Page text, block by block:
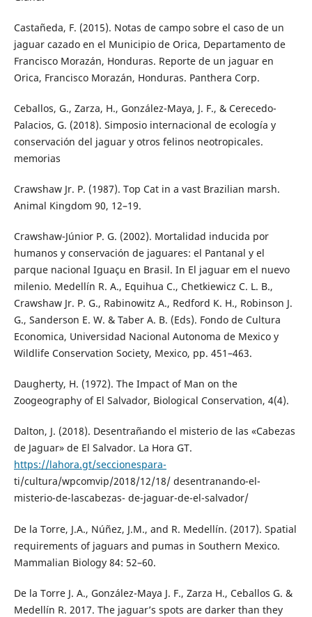
Castañeda, F. (2015). Notas de campo sobre el caso de un
jaguar cazado en el Municipio de Orica, Departamento de
Francisco Morazán, Honduras. Reporte de un jaguar en
Orica, Francisco Morazán, Honduras. Panthera Corp.
Ceballos, G., Zarza, H., González-Maya, J. F., & Cerecedo-
Palacios, G. (2018). Simposio internacional de ecología y
conservación del jaguar y otros felinos neotropicales.
memorias
Crawshaw Jr. P. (1987). Top Cat in a vast Brazilian marsh.
Animal Kingdom 90, 12–19.
Crawshaw-Júnior P. G. (2002). Mortalidad inducida por
humanos y conservación de jaguares: el Pantanal y el
parque nacional Iguaçu en Brasil. In El jaguar em el nuevo
milenio. Medellín R. A., Equihua C., Chetkiewicz C. L. B.,
Crawshaw Jr. P. G., Rabinowitz A., Redford K. H., Robinson J.
G., Sanderson E. W. & Taber A. B. (Eds). Fondo de Cultura
Economica, Universidad Nacional Autonoma de Mexico y
Wildlife Conservation Society, Mexico, pp. 451–463.
Daugherty, H. (1972). The Impact of Man on the
Zoogeography of El Salvador, Biological Conservation, 4(4).
Dalton, J. (2018). Desentrañando el misterio de las «Cabezas
de Jaguar» de El Salvador. La Hora GT.
https://lahora.gt/seccionespara-
ti/cultura/wpcomvip/2018/12/18/ desentranando-el-
misterio-de-lascabezas- de-jaguar-de-el-salvador/
De la Torre, J.A., Núñez, J.M., and R. Medellín. (2017). Spatial
requirements of jaguars and pumas in Southern Mexico.
Mammalian Biology 84: 52–60.
De la Torre J. A., González-Maya J. F., Zarza H., Ceballos G. &
Medellín R. 2017. The jaguar’s spots are darker than they